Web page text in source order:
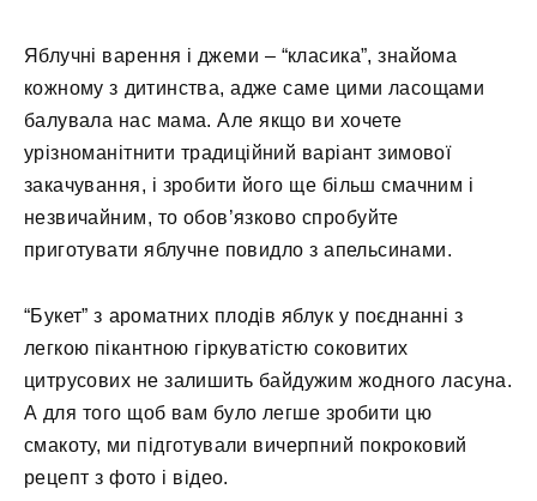
Яблучні варення і джеми – “класика”, знайома
кожному з дитинства, адже саме цими ласощами
балувала нас мама. Але якщо ви хочете
урізноманітнити традиційний варіант зимової
закачування, і зробити його ще більш смачним і
незвичайним, то обов’язково спробуйте
приготувати яблучне повидло з апельсинами.
“Букет” з ароматних плодів яблук у поєднанні з
легкою пікантною гіркуватістю соковитих
цитрусових не залишить байдужим жодного ласуна.
А для того щоб вам було легше зробити цю
смакоту, ми підготували вичерпний покроковий
рецепт з фото і відео.